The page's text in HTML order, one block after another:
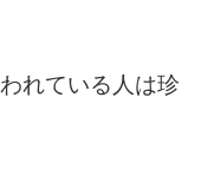
れている人は珍